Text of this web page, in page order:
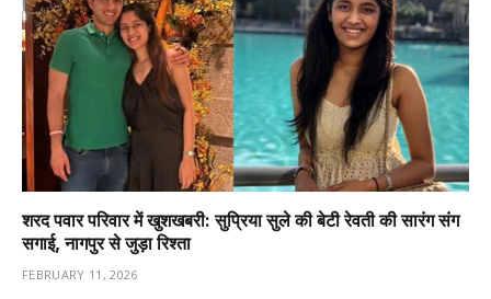
शरद पवार परिवार में खुशखबरी: सुप्रिया सुले की बेटी रेवती की सारंग संग
सगाई, नागपुर से जुड़ा रिश्ता
FEBRUARY 11, 2026